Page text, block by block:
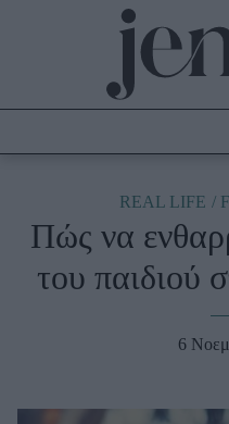
Culture
Fashion
Shopping
REAL LIFE
Πώς να
του παιδιού
6